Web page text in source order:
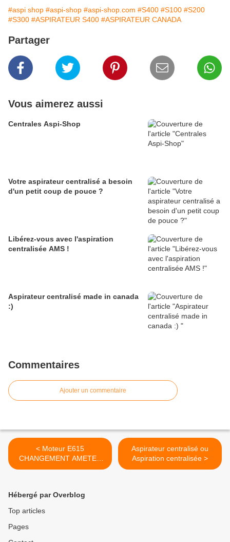
#aspi shop #aspi-shop #aspi-shop.com #S400 #S100 #S200
#S300 #ASPIRATEUR S400 #ASPIRATEUR CANADA
Partager
Vous aimerez aussi
Centrales Aspi-Shop
Votre aspirateur centralisé a besoin
d'un petit coup de pouce ?
Libérez-vous avec l'aspiration
centralisée AMS !
Aspirateur centralisé made in canada
:)
Commentaires
Ajouter un commentaire
< Moteur E615
CHANGEMENT AMETEK
LAMB
Aspirateur centralisé ou
Aspiration centralisée >
Hébergé par Overblog
Top articles
Pages